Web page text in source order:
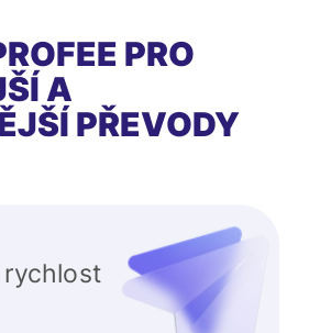
PRO
A
PŘEVODY